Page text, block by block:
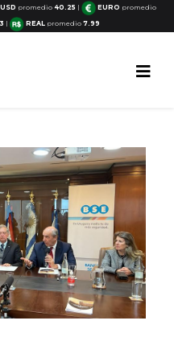
USD promedio 40.25 | EURO promedio
| REALpromedio 7.99